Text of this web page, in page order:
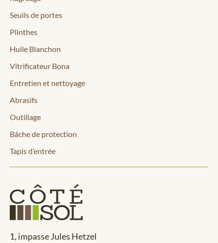
Seuils de portes
Plinthes
Huile Blanchon
Vitrificateur Bona
Entretien et nettoyage
Abrasifs
Outillage
Bâche de protection
Tapis d’entrée
1, impasse Jules Hetzel